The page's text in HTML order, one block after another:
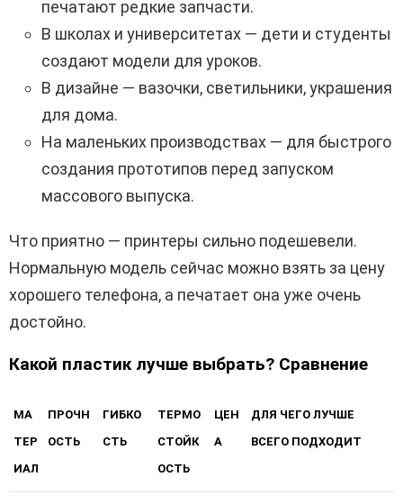
печатают редкие запчасти.
В школах и университетах — дети и студенты
создают модели для уроков.
В дизайне — вазочки, светильники, украшения
для дома.
На маленьких производствах — для быстрого
создания прототипов перед запуском
массового выпуска.
Что приятно — принтеры сильно подешевели.
Нормальную модель сейчас можно взять за цену
хорошего телефона, а печатает она уже очень
достойно.
Какой пластик лучше выбрать? Сравнение
МА
ТЕР
ИАЛ
ПРОЧН
ОСТЬ
ГИБКО
СТЬ
ТЕРМО
СТОЙК
ОСТЬ
ЦЕН
А
ДЛЯ ЧЕГО ЛУЧШЕ
ВСЕГО ПОДХОДИТ